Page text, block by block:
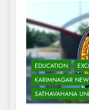
EDUCATION
KARIMNAGAR
SATHAVAHANA